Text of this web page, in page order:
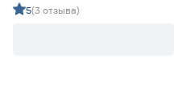
5(3 отзыва)